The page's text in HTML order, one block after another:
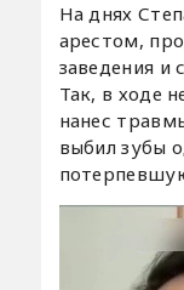
На днях
арестом,
заведения и
Так, в ходе
нанес
выбил зубы